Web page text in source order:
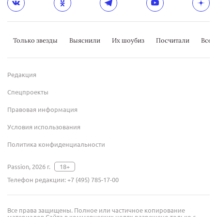
Только звезды Выяснили Их шоубиз Посчитали
Редакция
Спецпроекты
Правовая информация
Условия использования
Политика конфиденциальности
Passion, 2026 г.
18+
Телефон редакции:+7 (495) 785-17-00
Все права защищены. Полное или частичное копирование